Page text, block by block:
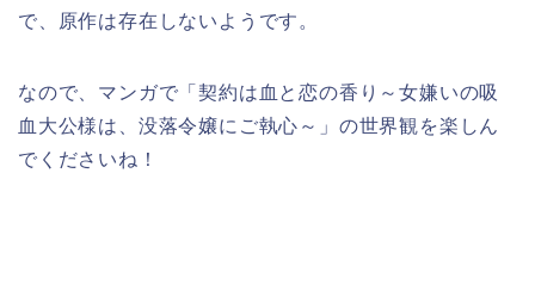
で、原作は存在しないようです。
なので、マンガで「契約は血と恋の香り～女嫌いの吸
血大公様は、没落令嬢にご執心～」の世界観を楽しん
でくださいね！